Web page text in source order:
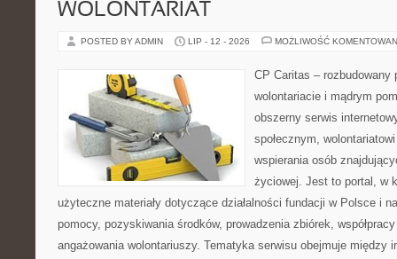
WOLONTARIAT
POSTED BY ADMIN LIP - 12 - 2026 MOŻLIWOŚĆ
CP Caritas – rozbudowany
wolontariacie i mądrym
obszerny serwis
społecznym,
wspierania osób
życiowej. Jest to portal, w
użyteczne materiały dotyczące działalności fundacji w Polsce i
pomocy, pozyskiwania środków, prowadzenia zbiórek,
angażowania wolontariuszy. Tematyka serwisu obejmuje między